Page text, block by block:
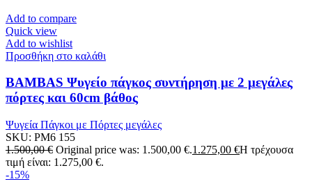
Add to compare
Quick view
Add to wishlist
Προσθήκη στο καλάθι
BAMBAS Ψυγείο πάγκος συντήρηση με 2 μεγάλες
πόρτες και 60cm βάθος
Ψυγεία Πάγκοι με Πόρτες μεγάλες
SKU: PM6 155
1.500,00€ Original price was: 1.500,00 €.1.275,00 €Η τρέχουσα
τιμή είναι: 1.275,00 €.
-15%